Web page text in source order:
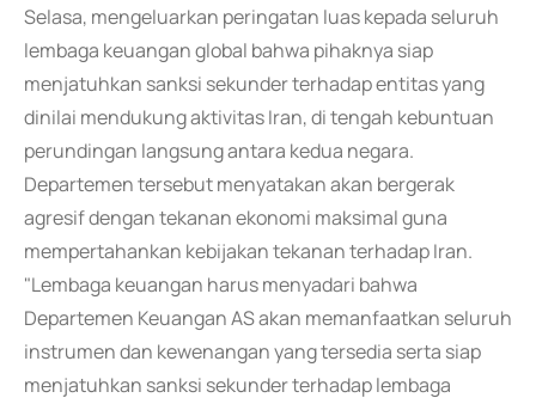
Selasa, mengeluarkan peringatan luas kepada seluruh
lembaga keuangan global bahwa pihaknya siap
menjatuhkan sanksi sekunder terhadap entitas yang
dinilai mendukung aktivitas Iran, di tengah kebuntuan
perundingan langsung antara kedua negara.
Departemen tersebut menyatakan akan bergerak
agresif dengan tekanan ekonomi maksimal guna
mempertahankan kebijakan tekanan terhadap Iran.
"Lembaga keuangan harus menyadari bahwa
Departemen Keuangan AS akan memanfaatkan seluruh
instrumen dan kewenangan yang tersedia serta siap
menjatuhkan sanksi sekunder terhadap lembaga